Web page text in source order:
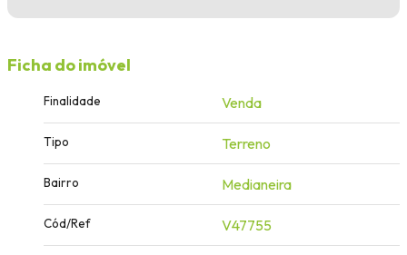
Ficha do imóvel
Finalidade Venda
Tipo Terreno
Bairro Medianeira
Cód/Ref V47755